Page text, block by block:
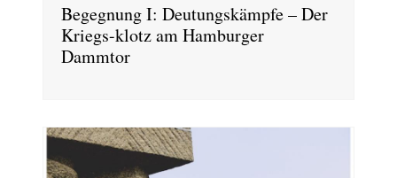
Begegnung I: Deutungskämpfe – Der
Kriegs-klotz am Hamburger
Dammtor